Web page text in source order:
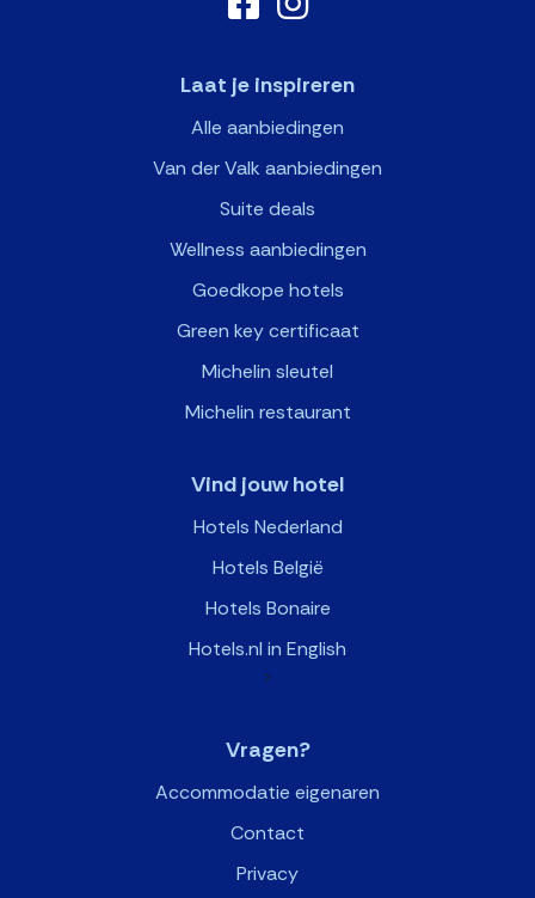
Laat je inspireren
Alle aanbiedingen
Van der Valk aanbiedingen
Suite deals
Wellness aanbiedingen
Goedkope hotels
Green key certificaat
Michelin sleutel
Michelin restaurant
Vind jouw hotel
Hotels Nederland
Hotels België
Hotels Bonaire
Hotels.nl in English
>
Vragen?
Accommodatie eigenaren
Contact
Privacy